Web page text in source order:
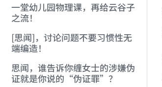
一堂幼儿园物理课，再给云谷子
之流！
[思闻]，讨论问题不要习惯性无
端编造！
思闻，谁告诉你缠女士的涉嫌伪
证就是你说的“伪证罪”？